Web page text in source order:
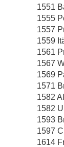
1551
1555
1557
1559
1561
1567
1569
1571
1582
1582
1593
1597
1614